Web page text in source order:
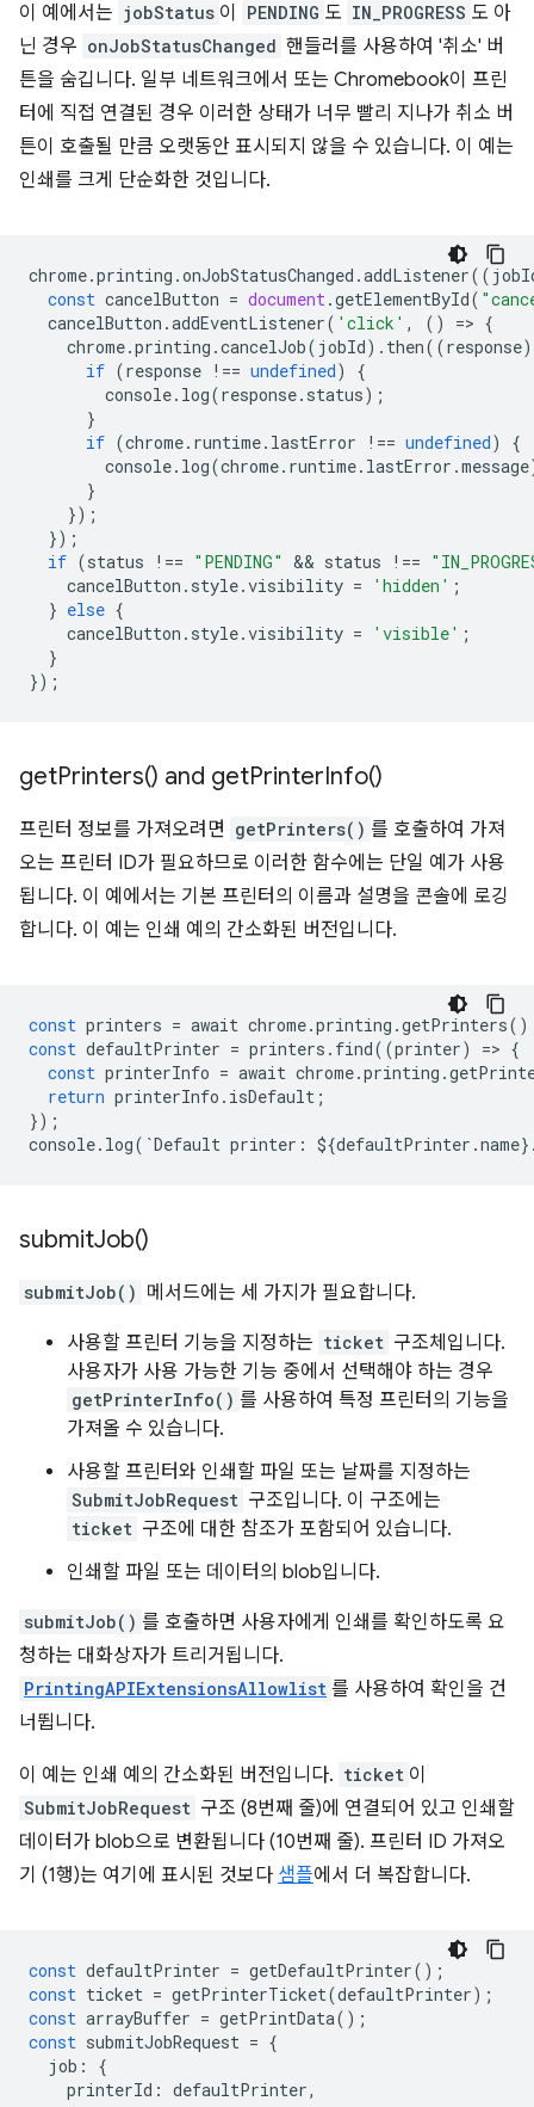
이 예에서는 jobStatus 이 PENDING 도 IN_PROGRESS 도 아
닌 경우 onJobStatusChanged 핸들러를 사용하여 '취소' 버
튼을 숨깁니다. 일부 네트워크에서 또는 Chromebook이 프린
터에 직접 연결된 경우 이러한 상태가 너무 빨리 지나가 취소 버
튼이 호출될 만큼 오랫동안 표시되지 않을 수 있습니다. 이 예는
인쇄를 크게 단순화한 것입니다.
chrome.printing .onJobStatusChanged .addListener((
const cancelButton = document.getElementById(
cancelButton .addEventListener( 'click' , () => {
chrome.printing .cancelJob( jobId). then((response)
if (response !== undefined)
{
console. log(response. status);
}
if (chrome. runtime. lastError !== undefined)
{
console. log(chrome. runtime. lastError .message
}
});
});
if (status !== "PENDING" && status !==
cancelButton . style.visibility = 'hidden' ;
} else {
cancelButton . style.visibility = 'visible' ;
}
});
getPrinters() and getPrinterInfo()
프린터 정보를 가져오려면 getPrinters() 를 호출하여 가져
오는 프린터 ID가 필요하므로 이러한 함수에는 단일 예가 사용
됩니다. 이 예에서는 기본 프린터의 이름과 설명을 콘솔에 로깅
합니다. 이 예는 인쇄 예의 간소화된 버전입니다.
const printers = await chrome.printing .getPrinters
const defaultPrinter = printers . find((printer) => {
const printerInfo = await chrome.printing .
return printerInfo . isDefault ;
});
console. log( `Default printer : ${defaultPrinter .name}
submitJob()
submitJob() 메서드에는 세 가지가 필요합니다.
사용할 프린터 기능을 지정하는 ticket 구조체입니다.
사용자가 사용 가능한 기능 중에서 선택해야 하는 경우
getPrinterInfo() 를 사용하여 특정 프린터의 기능을
가져올 수 있습니다.
사용할 프린터와 인쇄할 파일 또는 날짜를 지정하는
SubmitJobRequest 구조입니다. 이 구조에는
ticket 구조에 대한 참조가 포함되어 있습니다.
인쇄할 파일 또는 데이터의 blob입니다.
submitJob() 를 호출하면 사용자에게 인쇄를 확인하도록 요
청하는 대화상자가 트리거됩니다.
PrintingAPIExtensionsAllowlist 를 사용하여 확인을 건
너뜁니다.
이 예는 인쇄 예의 간소화된 버전입니다. ticket 이
SubmitJobRequest 구조 (8번째 줄)에 연결되어 있고 인쇄할
데이터가 blob으로 변환됩니다 (10번째 줄). 프린터 ID 가져오
기 (1행)는 여기에 표시된 것보다 샘플에서 더 복잡합니다.
const defaultPrinter = getDefaultPrinter();
const ticket = getPrinterTicket(defaultPrinter);
const arrayBuffer = getPrintData();
const submitJobRequest = {
job :
{
printerId : defaultPrinter,